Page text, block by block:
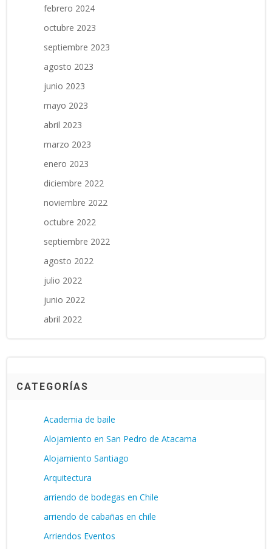
febrero 2024
octubre 2023
septiembre 2023
agosto 2023
junio 2023
mayo 2023
abril 2023
marzo 2023
enero 2023
diciembre 2022
noviembre 2022
octubre 2022
septiembre 2022
agosto 2022
julio 2022
junio 2022
abril 2022
CATEGORÍAS
Academia de baile
Alojamiento en San Pedro de Atacama
Alojamiento Santiago
Arquitectura
arriendo de bodegas en Chile
arriendo de cabañas en chile
Arriendos Eventos